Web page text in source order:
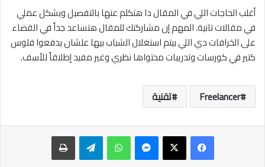
أغلب الحاجات اللي في المقال دا هتكلم عنها بالتفصيل وبشكل عملي
في مقالات تانية. المهم إن مشاركتك للمقال هتساعد جداً في القضاء
على الخرافات دي اللي بيتم استغلال الشباب بيها علشان يدفعوا فلوس
كتير في كورسات وتدريبات محتواها نظري وغير مفيد إطلاقاً للأسف.
Freelancer تقنية
ماسنجر واتساب تيلقرام طباعة